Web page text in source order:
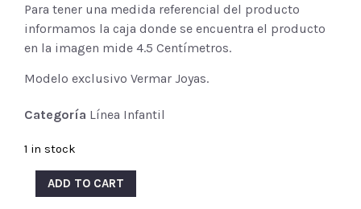
Para tener una medida referencial del producto
informamos la caja donde se encuentra el producto
en la imagen mide 4.5 Centímetros.
Modelo exclusivo Vermar Joyas.
Categoría Línea Infantil
1 in stock
ADD TO CART